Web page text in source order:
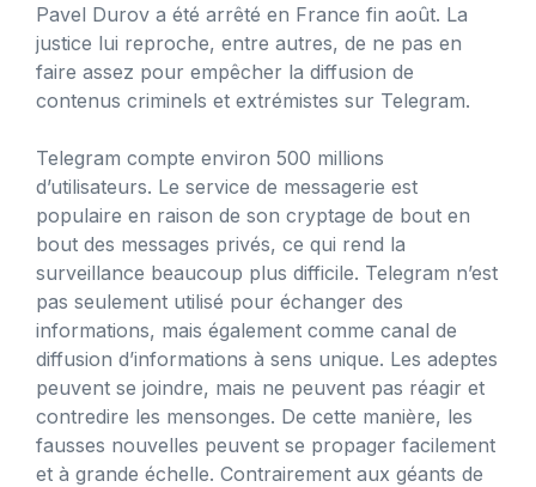
Pavel Durov a été arrêté en France fin août. La
justice lui reproche, entre autres, de ne pas en
faire assez pour empêcher la diffusion de
contenus criminels et extrémistes sur Telegram.
Telegram compte environ 500 millions
d’utilisateurs. Le service de messagerie est
populaire en raison de son cryptage de bout en
bout des messages privés, ce qui rend la
surveillance beaucoup plus difficile. Telegram n’est
pas seulement utilisé pour échanger des
informations, mais également comme canal de
diffusion d’informations à sens unique. Les adeptes
peuvent se joindre, mais ne peuvent pas réagir et
contredire les mensonges. De cette manière, les
fausses nouvelles peuvent se propager facilement
et à grande échelle. Contrairement aux géants de